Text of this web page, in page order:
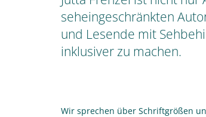
seheingeschränkten
und Lesende mit
inklusiver zu machen.
Wir sprechen über Schriftgrößen